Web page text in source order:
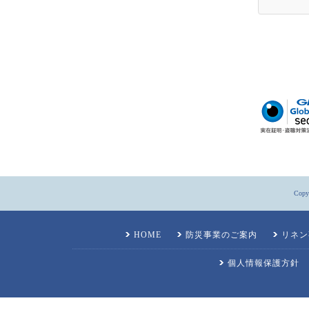
HOME 防災事業のご案内 リネ
個人情報保護方針